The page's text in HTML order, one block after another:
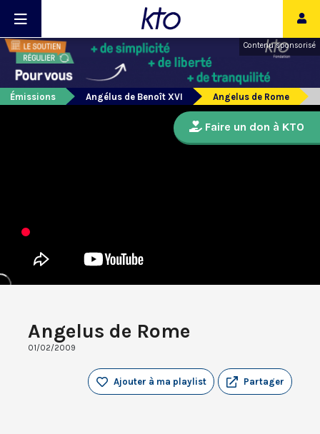
Contenu sponsorisé
Émissions Angélus de Benoît XVI Angelus de Rome
Angelus de Rome
01/02/2009
Partager
Ajouter à ma playlist
Faire un don à KTO